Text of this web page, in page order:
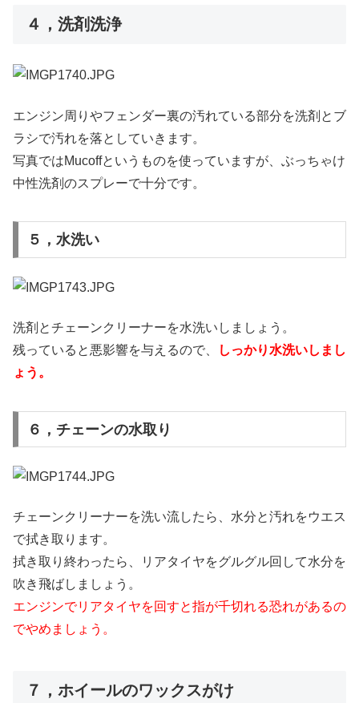
４，洗剤洗浄
エンジン周りやフェンダー裏の汚れている部分を洗剤とブ
ラシで汚れを落としていきます。
写真ではMucoffというものを使っていますが、ぶっちゃけ
中性洗剤のスプレーで十分です。
５，水洗い
洗剤とチェーンクリーナーを水洗いしましょう。
残っていると悪影響を与えるので、
しっかり水洗いしまし
ょう。
６，チェーンの水取り
チェーンクリーナーを洗い流したら、水分と汚れをウエス
で拭き取ります。
拭き取り終わったら、リアタイヤをグルグル回して水分を
吹き飛ばしましょう。
エンジンでリアタイヤを回すと指が千切れる恐れがあるの
でやめましょう。
７，ホイールのワックスがけ